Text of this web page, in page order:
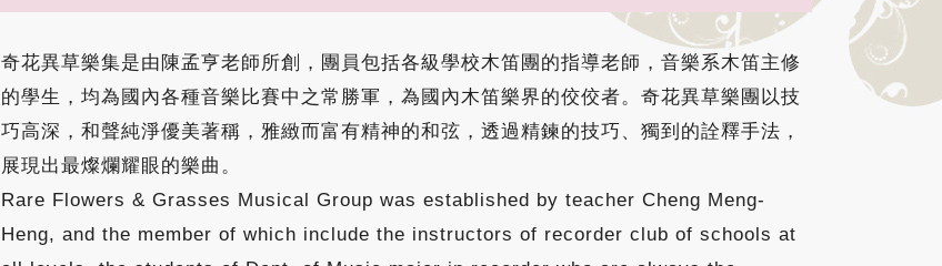
奇花異草樂集是由陳孟亨老師所創，團員包括各級學校木笛團的指導老師，音樂系木笛主修
的學生，均為國內各種音樂比賽中之常勝軍，為國內木笛樂界的佼佼者。奇花異草樂團以技
巧高深，和聲純淨優美著稱，雅緻而富有精神的和弦，透過精鍊的技巧、獨到的詮釋手法，
展現出最燦爛耀眼的樂曲。
Rare Flowers & Grasses Musical Group was established by teacher Cheng Meng-
Heng, and the member of which include the instructors of recorder club of schools at